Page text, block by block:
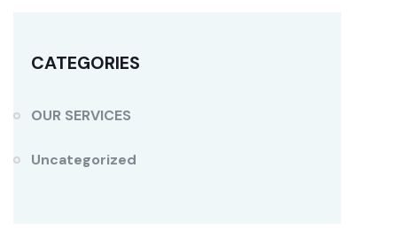
CATEGORIES
OUR SERVICES
Uncategorized